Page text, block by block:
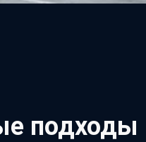
подходы